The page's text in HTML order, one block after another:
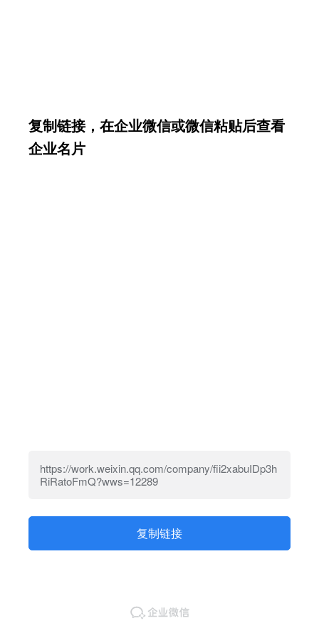
复制链接，在企业微信或微信粘贴后查看
企业名片
https://work.weixin.qq.com/company/fii2xabuIDp3h
RiRatoFmQ?wws=12289
复制链接